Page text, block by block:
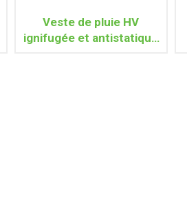
Veste de pluie HV
ignifugée et antistatique